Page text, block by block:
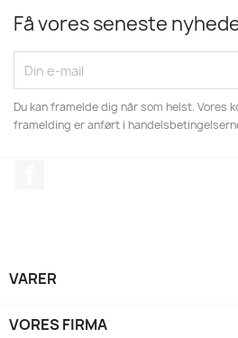
Få vores seneste
Du kan framelde dig når som helst. Vores
framelding er anført i
VARER
VORES FIRMA